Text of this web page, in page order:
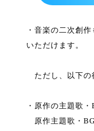
・音楽の二次創
いただけます。
ただし、以下の
・原作の主題歌
原作主題歌・